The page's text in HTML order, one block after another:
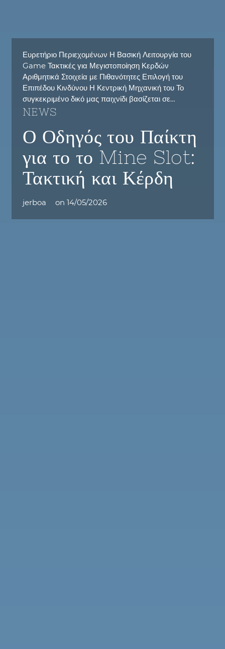
Ευρετήριο Περιεχομένων Η Βασική Λειτουργία του
Game Τακτικές για Μεγιστοποίηση Κερδών
Αριθμητικά Στοιχεία με Πιθανότητες Επιλογή του
Επιπέδου Κινδύνου Η Κεντρική Μηχανική του Το
συγκεκριμένο δικό μας παιχνίδι βασίζεται σε…
NEWS
Ο Οδηγός του Παίκτη
για το το Mine Slot:
Τακτική και Κέρδη
jerboa on 14/05/2026